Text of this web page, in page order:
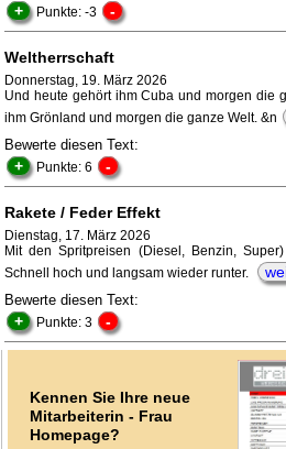
+ Punkte: -3 -
Weltherrschaft
Donnerstag, 19. März 2026
Und heute gehört ihm Cuba und morgen die
ihm Grönland und morgen die ganze Welt. &n
Bewerte diesen Text:
+ Punkte: 6 -
Rakete / Feder Effekt
Dienstag, 17. März 2026
Mit den Spritpreisen (Diesel, Benzin,
Schnell hoch und langsam wieder runter.
Bewerte diesen Text:
+ Punkte: 3 -
Kennen Sie Ihre neue
Mitarbeiterin - Frau
Homepage?